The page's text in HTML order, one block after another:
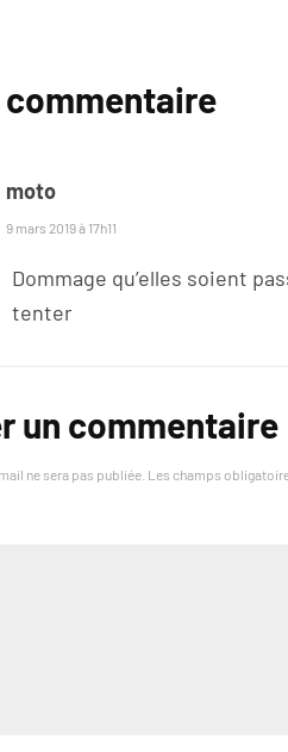
commentaire
moto
9 mars 2019 à 17h11
Dommage qu’elles soient
tenter
un commentaire
ne sera pas publiée. Les champs